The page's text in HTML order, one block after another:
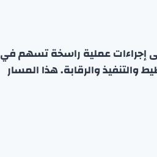
إجراءات عملية راسخة تسهم في
والتنفيذ والرقابة. هذا المسار